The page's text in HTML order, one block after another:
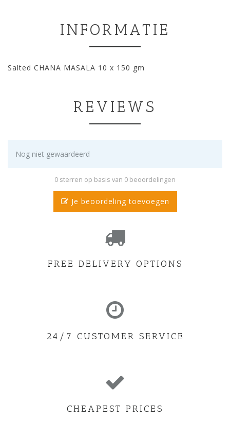
INFORMATIE
Salted CHANA MASALA 10 x 150 gm
REVIEWS
Nog niet gewaardeerd
0 sterren op basis van 0 beoordelingen
Je beoordeling toevoegen
FREE DELIVERY OPTIONS
24/7 CUSTOMER SERVICE
CHEAPEST PRICES